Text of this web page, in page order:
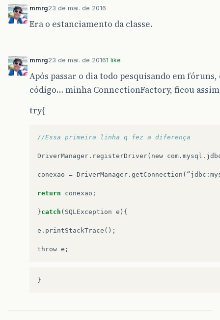
mmrg23 de mai. de 2016
Era o estanciamento da classe.
mmrg23 de mai. de 20161 like
Após passar o dia todo pesquisando em
código… minha ConnectionFactory, ficou
try{
DriverManager . registerDriver( new com . mysql .
conexao = DriverManager . getConnection ( “ jdbc :
return conexao ;
}catch ( SQLException e ){
e . printStackTrace ();
throw e ;
}